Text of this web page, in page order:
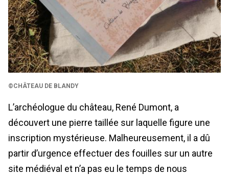
©CHÂTEAU DE BLANDY
L’archéologue du château, René Dumont, a
découvert une pierre taillée sur laquelle figure une
inscription mystérieuse. Malheureusement, il a dû
partir d’urgence effectuer des fouilles sur un autre
site médiéval et n’a pas eu le temps de nous